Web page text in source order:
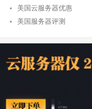
美国云服务器优惠
美国服务器评测